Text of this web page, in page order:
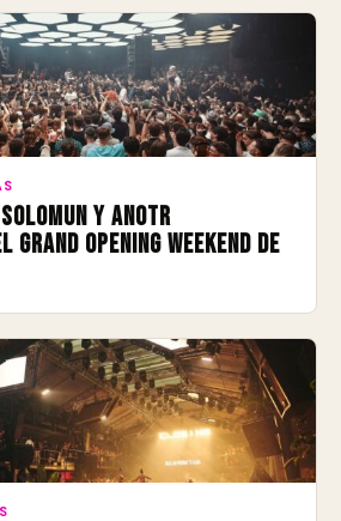
y ANOTR
Opening Weekend de